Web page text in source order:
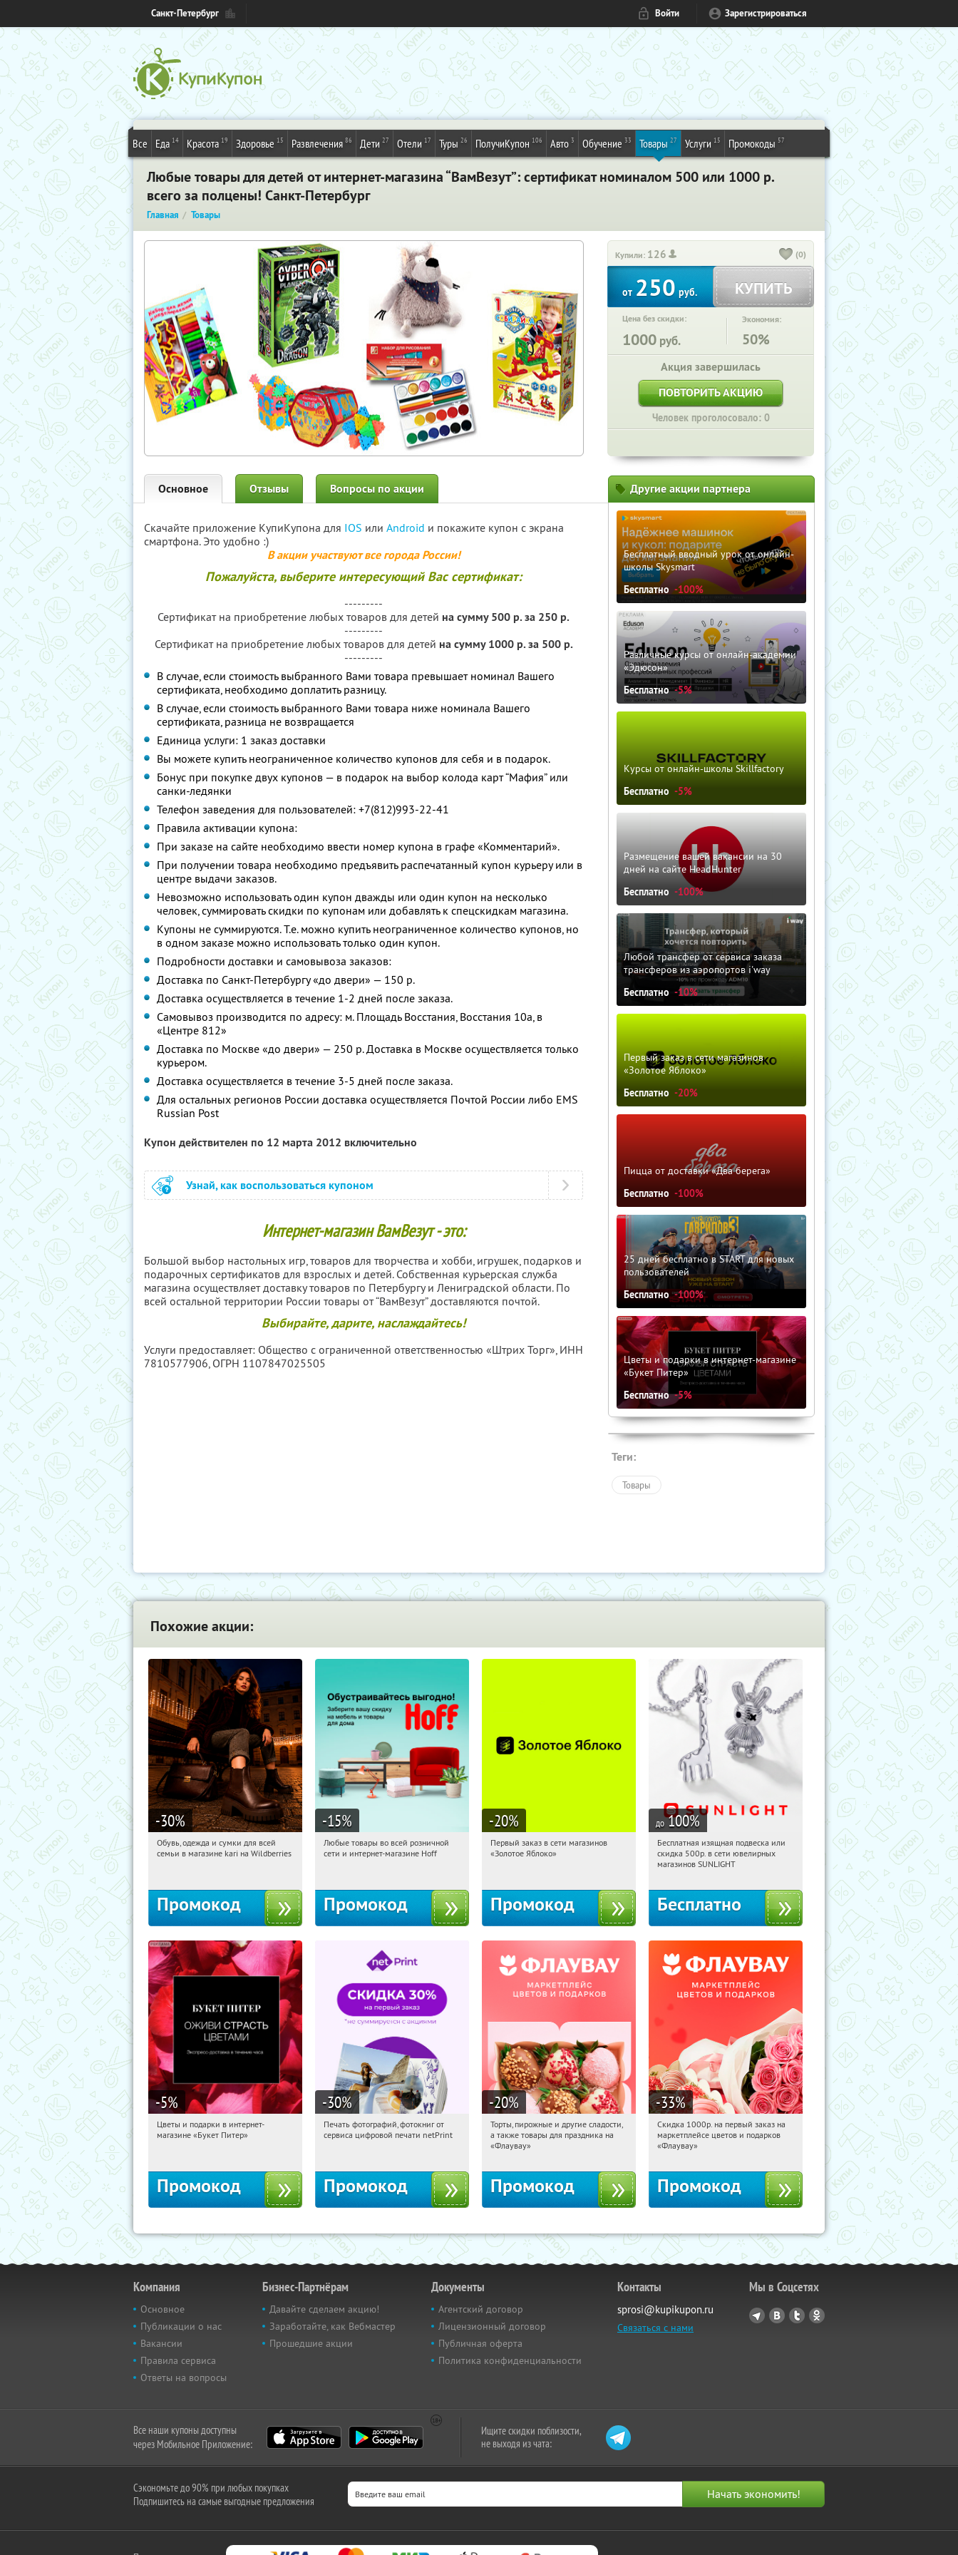
Санкт-Петербург Войти Зарегистрироваться
Все Еда 14 Красота 19 Здоровье 15 Развлечения 86 Дети 27 Отели 17 Туры 26 ПолучиКупон 106 Авто 3 Обучение 33 Товары 27 Услуги 15 Промокоды 57
Любые товары для детей от интернет-магазина “ВамВезут”: сертификат номиналом 500 или 1000 р.
всего за полцены! Санкт-Петербург
Главная Товары
Купили: 126 (0)
от250руб. КУПИТЬ
Цена без скидки:
1000 руб.
Экономия:
50%
Акция завершилась
ПОВТОРИТЬ АКЦИЮ
Человек проголосовало: 0
Основное Отзывы Вопросы по акции
Скачайте приложение КупиКупона для IOS или Android и покажите купон с экрана
смартфона. Это удобно :)
В акции участвуют все города России!
Пожалуйста, выберите интересующий Вас сертификат:
---------
Сертификат на приобретение любых товаров для детей на сумму 500 р. за 250 р.
---------
Сертификат на приобретение любых товаров для детей на сумму 1000 р. за 500 р.
---------
В случае, если стоимость выбранного Вами товара превышает номинал Вашего
сертификата, необходимо доплатить разницу.
В случае, если стоимость выбранного Вами товара ниже номинала Вашего
сертификата, разница не возвращается
Единица услуги: 1 заказ доставки
Вы можете купить неограниченное количество купонов для себя и в подарок.
Бонус при покупке двух купонов — в подарок на выбор колода карт “Мафия” или
санки-ледянки
Телефон заведения для пользователей: +7(812)993-22-41
Правила активации купона:
При заказе на сайте необходимо ввести номер купона в графе «Комментарий».
При получении товара необходимо предъявить распечатанный купон курьеру или в
центре выдачи заказов.
Невозможно использовать один купон дважды или один купон на несколько
человек, суммировать скидки по купонам или добавлять к спецскидкам магазина.
Купоны не суммируются. Т.е. можно купить неограниченное количество купонов, но
в одном заказе можно использовать только один купон.
Подробности доставки и самовывоза заказов:
Доставка по Санкт-Петербургу «до двери» — 150 р.
Доставка осуществляется в течение 1-2 дней после заказа.
Самовывоз производится по адресу: м. Площадь Восстания, Восстания 10а, в
«Центре 812»
Доставка по Москве «до двери» — 250 р. Доставка в Москве осуществляется только
курьером.
Доставка осуществляется в течение 3-5 дней после заказа.
Для остальных регионов России доставка осуществляется Почтой России либо EMS
Russian Post
Купон действителен по 12 марта 2012 включительно
Узнай, как воспользоваться купоном
Интернет-магазин ВамВезут - это:
Большой выбор настольных игр, товаров для творчества и хобби, игрушек, подарков и
подарочных сертификатов для взрослых и детей. Собственная курьерская служба
магазина осуществляет доставку товаров по Петербургу и Лениградской области. По
всей остальной территории России товары от “ВамВезут” доставляются почтой.
Выбирайте, дарите, наслаждайтесь!
Услуги предоставляет: Общество с ограниченной ответственностью «Штрих Торг», ИНН
7810577906, ОГРН 1107847025505
Другие акции партнера
Бесплатный вводный урок от онлайн-
школы Skysmart
Бесплатно -100%
Различные курсы от онлайн-академии
«Эдюсон»
Бесплатно -5%
Курсы от онлайн-школы Skillfactory
Бесплатно -5%
Размещение вашей вакансии на 30
дней на сайте HeadHunter
Бесплатно -100%
Любой трансфер от сервиса заказа
трансферов из аэропортов i'way
Бесплатно -10%
Первый заказ в сети магазинов
«Золотое Яблоко»
Бесплатно -20%
Пицца от доставки «Два берега»
Бесплатно -100%
25 дней бесплатно в START для новых
пользователей
Бесплатно -100%
Цветы и подарки в интернет-магазине
«Букет Питер»
Бесплатно -5%
Теги:
Товары
Похожие акции:
-30%
12:29:24 Получили:
Обувь, одежда и сумки для всей
семьи в магазине kari на Wildberries
Промокод
-15%
12:29:24 Получили:
Любые товары во всей розничной
сети и интернет-магазине Hoff
Промокод
-20%
12:29:24
Получи первым!
Первый заказ в сети магазинов
«Золотое Яблоко»
Промокод
до 100%
12:29:24 Получили:
Россия
Бесплатная изящная подвеска или
скидка 500р. в сети ювелирных
магазинов SUNLIGHT
Бесплатно
-5%
12:29:24
Получи первым!
Цветы и подарки в интернет-
магазине «Букет Питер»
Промокод
-30%
12:29:24 Получили:
Печать фотографий, фотокниг от
сервиса цифровой печати netPrint
Промокод
-20%
12:29:24 Получили:
Россия
Торты, пирожные и другие сладости,
а также товары для праздника на
«Флаувау»
Промокод
-33%
12:29:24 Получили:
Россия
Скидка 1000р. на первый заказ на
маркетплейсе цветов и подарков
«Флаувау»
Промокод
Компания
Основное
Публикации о нас
Вакансии
Правила сервиса
Ответы на вопросы
Бизнес-Партнёрам
Давайте сделаем акцию!
Заработайте, как Вебмастер
Прошедшие акции
Документы
Агентский договор
Лицензионный договор
Публичная оферта
Политика конфиденциальности
Контакты
sprosi@kupikupon.ru
Связаться с нами
Мы в Соцсетях
Все наши купоны доступны
через Мобильное Приложение:
Ищите скидки поблизости,
не выходя из чата:
Сэкономьте до 90% при любых покупках
Подпишитесь на самые выгодные предложения